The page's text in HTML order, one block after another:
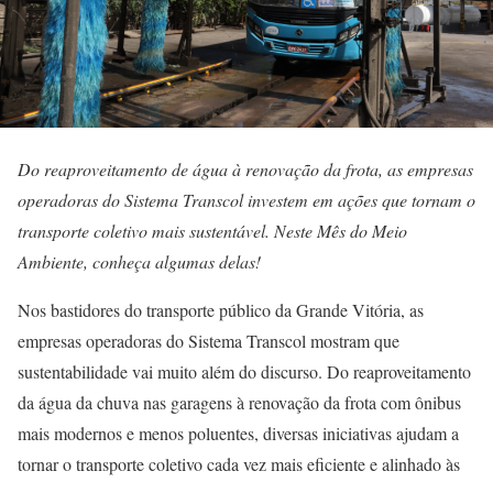
Do reaproveitamento de água à renovação da frota, as empresas
operadoras do Sistema Transcol investem em ações que tornam o
transporte coletivo mais sustentável. Neste Mês do Meio
Ambiente, conheça algumas delas!
Nos bastidores do transporte público da Grande Vitória, as
empresas operadoras do Sistema Transcol mostram que
sustentabilidade vai muito além do discurso. Do reaproveitamento
da água da chuva nas garagens à renovação da frota com ônibus
mais modernos e menos poluentes, diversas iniciativas ajudam a
tornar o transporte coletivo cada vez mais eficiente e alinhado às